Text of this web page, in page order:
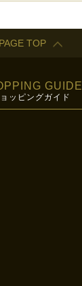
PAGE TOP
GUIDE
ッピングガイド